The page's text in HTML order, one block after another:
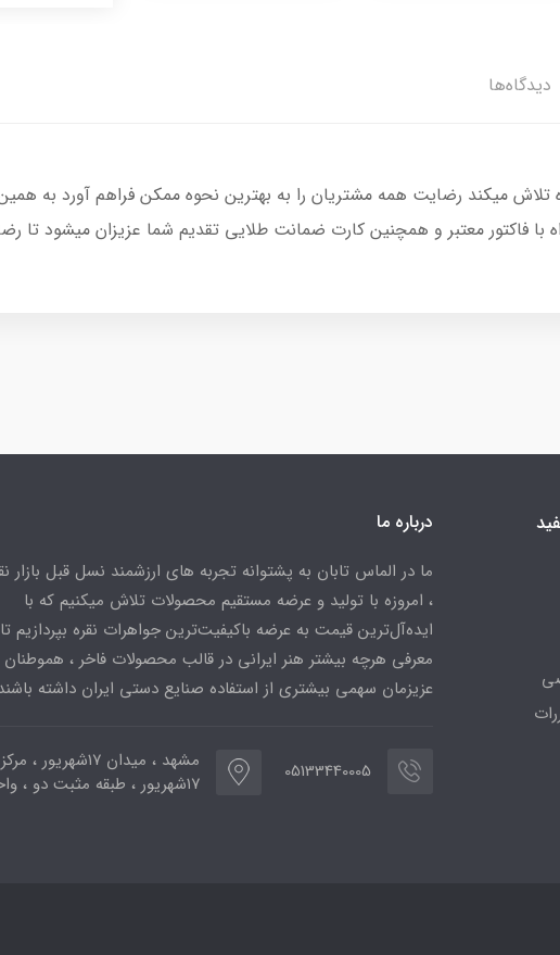
دیدگاه‌ها
تلاش میکند رضایت همه مشتریان را به بهترین نحوه ممکن فراهم آورد به
فاکتور معتبر و همچنین کارت ضمانت طلایی تقدیم شما عزیزان میشود تا
درباره ما
ما در الماس تابان به پشتوانه تجربه های ارزشمند نسل قبل بازار
، امروزه با تولید و عرضه مستقیم محصولات تلاش میکنیم که با
ایده‌آل‌ترین قیمت به عرضه باکیفیت‌ترین جواهرات نقره بپردازیم تا
معرفی هرچه بیشتر هنر ایرانی در قالب محصولات فاخر ، هموطنان
عزیزمان سهمی بیشتری از استفاده صنایع دستی ایران داشته
05133440005
مشهد ، میدان ۱۷شهریور
۱۷شهریور ، طبقه مثبت دو ، واحد ۷۷۳